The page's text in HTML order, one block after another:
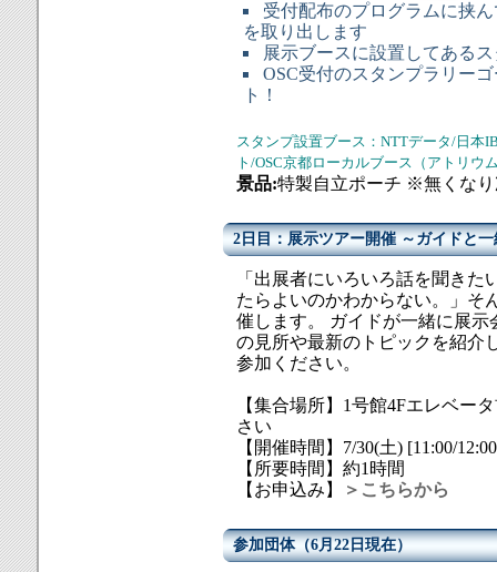
受付配布のプログラムに挟
を取り出します
展示ブースに設置してある
OSC受付のスタンプラリー
ト！
スタンプ設置ブース：NTTデータ/日本
ト/OSC京都ローカルブース（アトリウ
景品:特製自立ポーチ ※無くな
2日目：展示ツアー開催 ～ガイドと
「出展者にいろいろ話を聞き
たらよいのかわからない。」そ
催します。 ガイドが一緒に展
の見所や最新のトピックを紹介
参加ください。
【集合場所】1号館4Fエレベー
さい
【開催時間】7/30(土) [11:00/
【所要時間】約1時間
【お申込み】
＞こちらから
参加団体（6月22日現在）